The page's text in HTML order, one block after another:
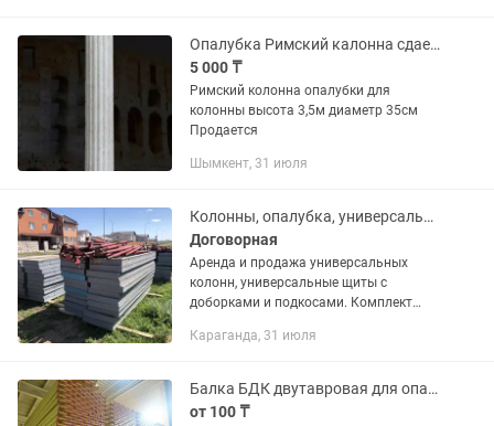
Опалубка Римский калонна сдается в аренду
5 000 ₸
Римский колонна опалубки для
колонны высота 3,5м диаметр 35см
Продается
Шымкент, 31 июля
Колонны, опалубка, универсальные колонны, колонны для монолита
Договорная
Аренда и продажа универсальных
колонн, универсальные щиты с
доборками и подкосами. Комплект
0.751.8 , подкосы. Звоните
Караганда, 31 июля
Балка БДК двутавровая для опалубки Аренда и Продажа
от 100 ₸